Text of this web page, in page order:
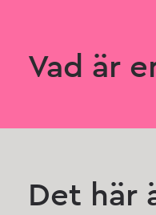
Vad är
Det här